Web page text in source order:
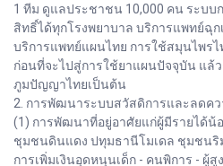
1 ทีม ดูแลประชาชน 10,000 คน ระบบ
สิทธิ์ได้ทุกโรงพยาบาล บริการแพทย์ฉุ
บริการแพทย์แผนไทย การใช้สมุนไพร
ก่อนที่จะไปสู่การใช้ยาแผนปัจจุบัน แล้
ภูมปัญญาไทยเป็นต้น
2. การพัฒนาระบบสวัสดิการและลดค
(1) การพัฒนาที่อยู่อาศัยแก่ผู้มีรายได้น้
ชุมชนดินแดง ปทุมธานีโมเดล ชุมชนริ
การเพิ่มเงินอุดหนุนเด็ก - คนพิการ - ผู้สู